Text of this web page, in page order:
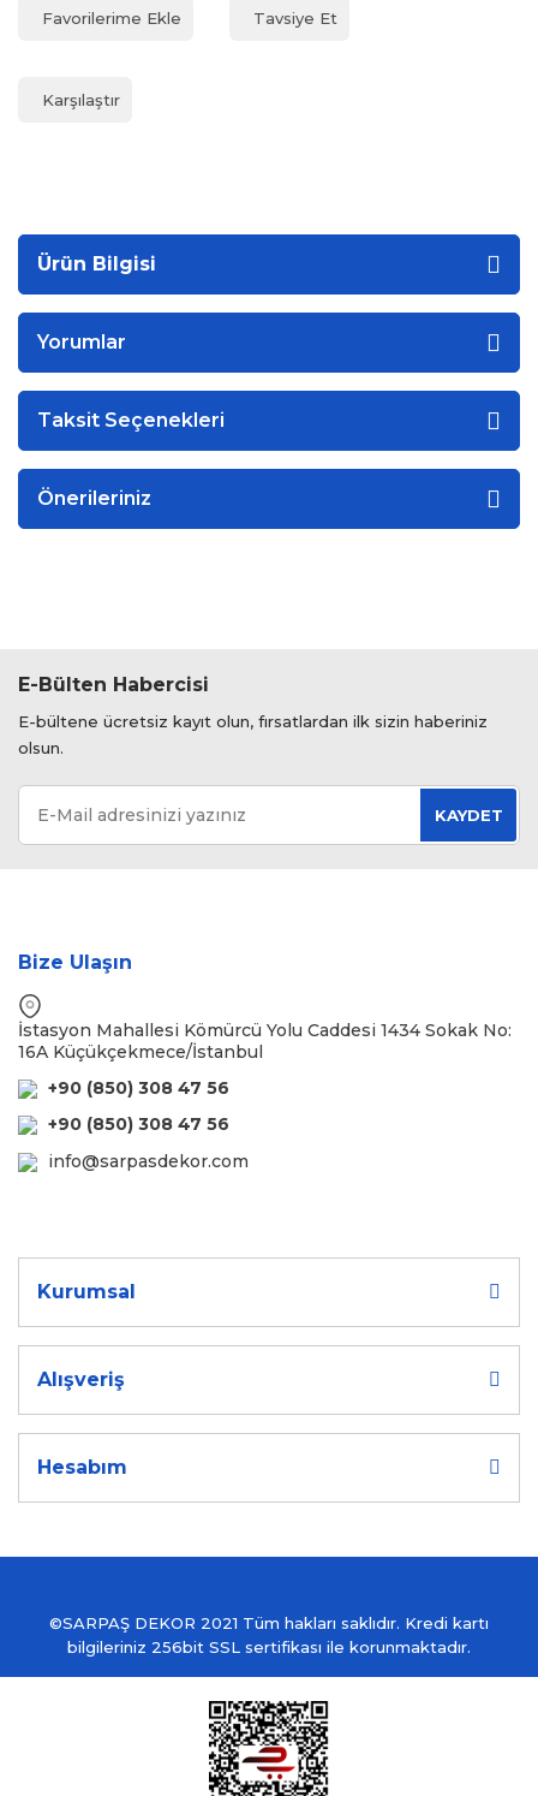
Tavsiye Et
Karşılaştır
Ürün Bilgisi
Yorumlar
Taksit Seçenekleri
Önerileriniz
E-Bülten Habercisi
E-bültene ücretsiz kayıt olun, fırsatlardan ilk sizin haberiniz
olsun.
KAYDET
Bize Ulaşın
İstasyon Mahallesi Kömürcü Yolu Caddesi 1434 Sokak No:
16A Küçükçekmece/İstanbul
+90 (850) 308 47 56
+90 (850) 308 47 56
info@sarpasdekor.com
Kurumsal
Alışveriş
Hesabım
©SARPAŞ DEKOR 2021 Tüm hakları saklıdır. Kredi kartı
bilgileriniz 256bit SSL sertifikası ile korunmaktadır.